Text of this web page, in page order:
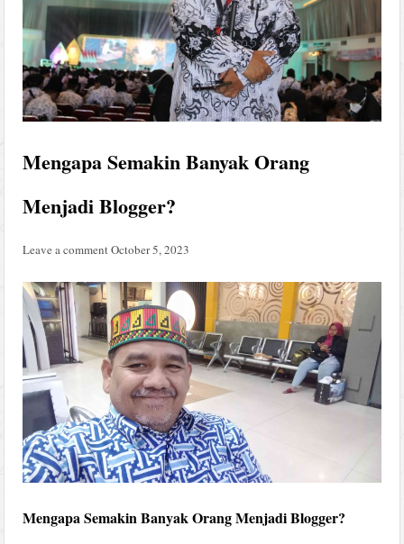
Mengapa Semakin Banyak Orang
Menjadi Blogger?
Leave a commentOctober 5, 2023
Mengapa Semakin Banyak Orang Menjadi Blogger?